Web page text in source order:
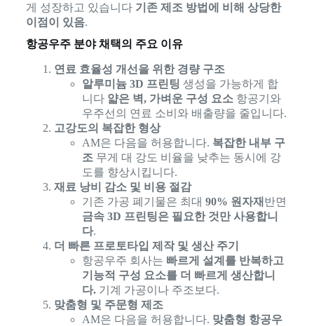
게 성장하고 있습니다 기존 제조 방법에 비해 상당한
이점이 있음.
항공우주 분야 채택의 주요 이유
연료 효율성 개선을 위한 경량 구조
알루미늄 3D 프린팅 생성을 가능하게 합
니다 얇은 벽, 가벼운 구성 요소항공기와
우주선의 연료 소비와 배출량을 줄입니다.
고강도의 복잡한 형상
AM은 다음을 허용합니다. 복잡한 내부 구
조 무게 대 강도 비율을 낮추는 동시에 강
도를 향상시킵니다.
재료 낭비 감소 및 비용 절감
기존 가공 폐기물은 최대 90% 원자재 반면
금속 3D 프린팅은 필요한 것만 사용합니
다.
더 빠른 프로토타입 제작 및 생산 주기
항공우주 회사는 빠르게 설계를 반복하고
기능적 구성 요소를 더 빠르게 생산합니
다.기계 가공이나 주조보다.
맞춤형 및 주문형 제조
AM은 다음을 허용합니다. 맞춤형 항공우